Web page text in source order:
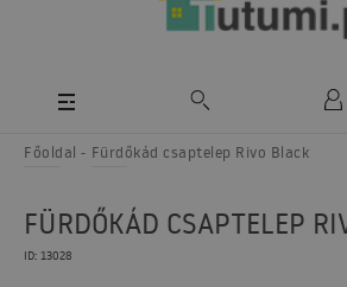
Főoldal Fürdőkád csaptelep Rivo Black
FÜRDŐKÁD CSAPTELEP
ID: 13028